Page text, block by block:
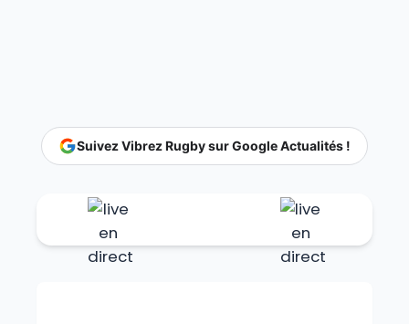
Suivez Vibrez Rugby sur Google Actualités !